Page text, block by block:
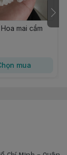
mai cẩm
mua